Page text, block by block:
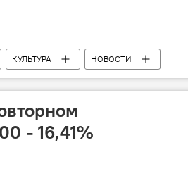
КУЛЬТУРА НОВОСТИ
- 16,41%